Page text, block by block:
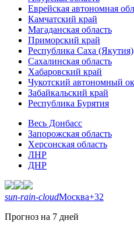
Еврейская автономная
Камчатский край
Магаданская область
Приморский край
Республика Саха (Якутия)
Сахалинская область
Хабаровский край
Чукотский автономный
Забайкальский край
Республика Бурятия
Весь Донбасс
Запорожская область
Херсонская область
ЛНР
ДНР
sun-rain-cloudМосква+32
Прогноз на 7 дней